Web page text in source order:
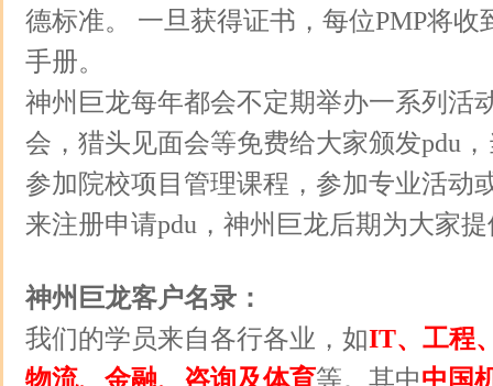
德标准。 一旦获得证书，每位PMP将
手册。
神州巨龙每年都会不定期举办一系列活
会，猎头见面会等免费给大家颁发pdu
参加院校项目管理课程，参加专业活动
来注册申请pdu，神州巨龙后期为大家
神州巨龙客户名录：
我们的学员来自各行各业，如IT、工程
物流、金融、咨询及体育等。其中中国